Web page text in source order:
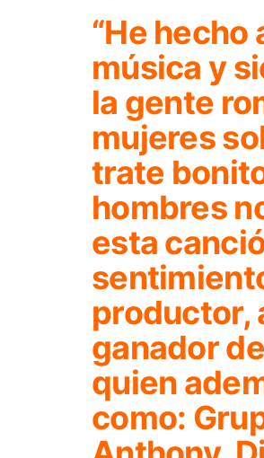
“He hecho
música y
la gente
mujeres
trate
hombres
esta
productor,
ganador
quien
como: